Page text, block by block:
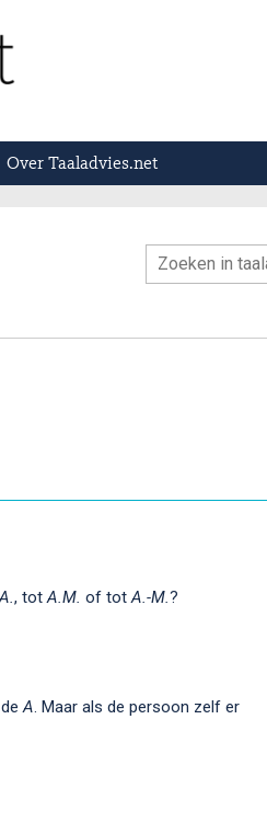
Over Taaladvies.net
A., totA.M. of totA.-M.?
deA. Maar als de persoon zelf er